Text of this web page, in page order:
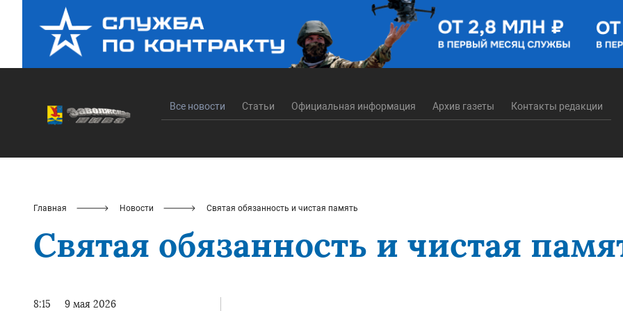
Все новости Статьи Официальная информация Архив газеты Контакты редакции
Главная Новости Святая обязанность и чистая память
Святая обязанность и чистая
8:15 9 мая 2026